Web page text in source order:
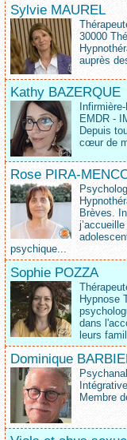
Sylvie MAUREL
30000
auprès
Kathy BAZERQUE
EMDR -
Depuis
cœur de
Rose PIRA-
Brèves.
psychique...
Sophie POZZA
Hypnose
dans
leurs
Dominique
Membre